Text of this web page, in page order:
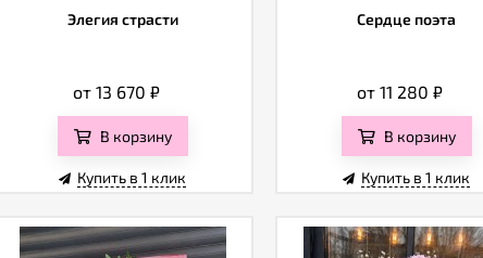
Элегия страсти
от 13 670 ₽
В корзину
Купить в 1 клик
Сердце поэта
от 11 280 ₽
В корзину
Купить в 1 клик